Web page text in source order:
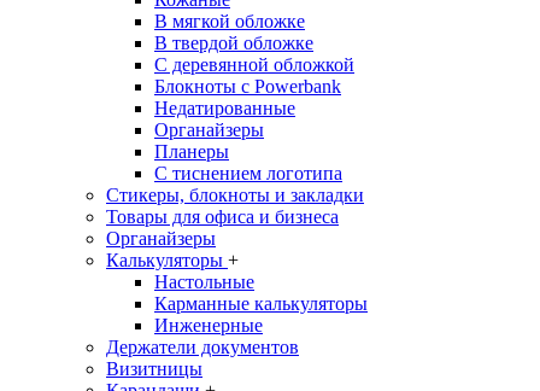
В мягкой обложке
В твердой обложке
С деревянной обложкой
Блокноты с Powerbank
Недатированные
Органайзеры
Планеры
С тиснением логотипа
Стикеры, блокноты и закладки
Товары для офиса и бизнеса
Органайзеры
Калькуляторы +
Настольные
Карманные калькуляторы
Инженерные
Держатели документов
Визитницы